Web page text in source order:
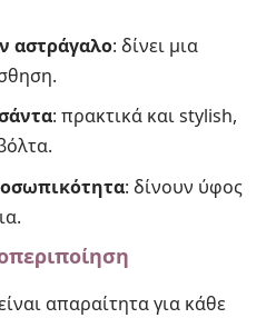
αστράγαλο: δίνει μια
: πρακτικά και stylish,
: δίνουν ύφος
απαραίτητα για κάθε